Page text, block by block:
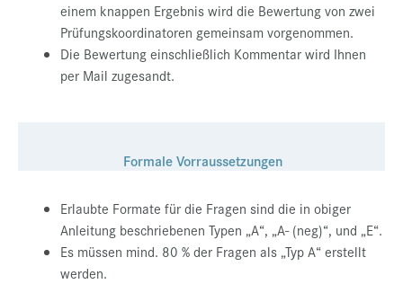
einem knappen Ergebnis wird die Bewertung von zwei
Prüfungskoordinatoren gemeinsam vorgenommen.
Die Bewertung einschließlich Kommentar wird Ihnen
per Mail zugesandt.
Formale Vorraussetzungen
Erlaubte Formate für die Fragen sind die in obiger
Anleitung beschriebenen Typen „A“, „A- (neg)“, und „E“.
Es müssen mind. 80 % der Fragen als „Typ A“ erstellt
werden.